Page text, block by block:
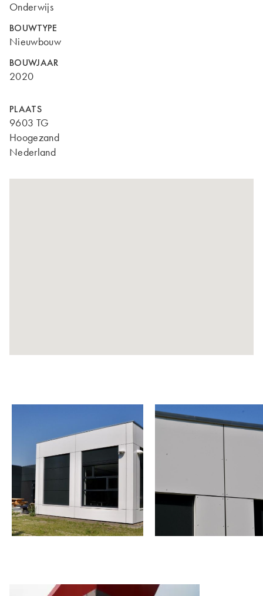
Onderwijs
BOUWTYPE
Nieuwbouw
BOUWJAAR
2020
PLAATS
9603 TG
Hoogezand
Nederland